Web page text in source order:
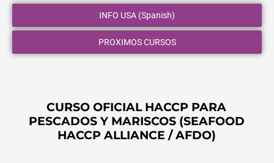
INFO USA (Spanish)
PROXIMOS CURSOS
CURSO OFICIAL HACCP PARA
PESCADOS Y MARISCOS (SEAFOOD
HACCP ALLIANCE / AFDO)